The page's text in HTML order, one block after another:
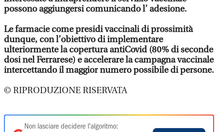
possono aggiungersi comunicando l’ adesione.
Le farmacie come presidi vaccinali di prossimità
dunque, con l’obiettivo di implementare
ulteriormente la copertura antiCovid (80% di seconde
dosi nel Ferrarese) e accelerare la campagna vaccinale
intercettando il maggior numero possibile di persone.
© RIPRODUZIONE RISERVATA
Non lasciare decidere l'algoritmo: